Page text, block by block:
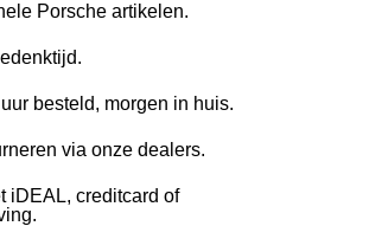
Porsche artikelen.
besteld, morgen in huis.
via onze dealers.
iDEAL, creditcard of